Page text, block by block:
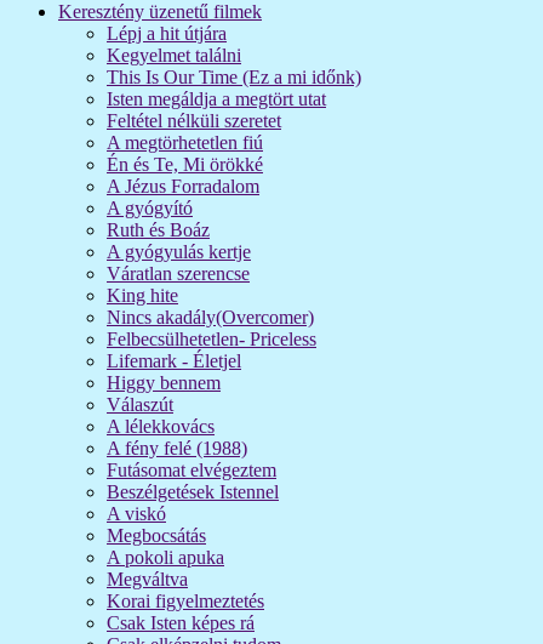
Keresztény üzenetű filmek
Lépj a hit útjára
Kegyelmet találni
This Is Our Time (Ez a mi időnk)
Isten megáldja a megtört utat
Feltétel nélküli szeretet
A megtörhetetlen fiú
Én és Te, Mi örökké
A Jézus Forradalom
A gyógyító
Ruth és Boáz
A gyógyulás kertje
Váratlan szerencse
King hite
Nincs akadály(Overcomer)
Felbecsülhetetlen- Priceless
Lifemark - Életjel
Higgy bennem
Válaszút
A lélekkovács
A fény felé (1988)
Futásomat elvégeztem
Beszélgetések Istennel
A viskó
Megbocsátás
A pokoli apuka
Megváltva
Korai figyelmeztetés
Csak Isten képes rá